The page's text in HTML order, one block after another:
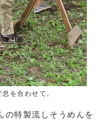
を合わせて。
の特製流しそうめんを